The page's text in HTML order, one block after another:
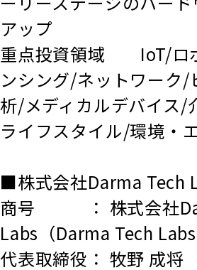
アップ
重点投資領域 IoT/ロ
ンシング/ネットワーク/
析/メディカルデバイス/
ライフスタイル/環境・
■株式会社Darma Tech
商号 ： 株式会社
Labs（Darma Tech Labs
代表取締役： 牧野 成将